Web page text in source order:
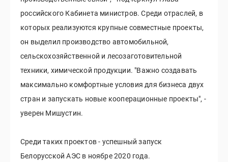
российского Кабинета министров. Среди отраслей, в
которых реализуются крупные совместные проекты,
он выделил производство автомобильной,
сельскохозяйственной и лесозаготовительной
техники, химической продукции. "Важно создавать
максимально комфортные условия для бизнеса двух
стран и запускать новые кооперационные проекты", -
уверен Мишустин.
Среди таких проектов - успешный запуск
Белорусской АЭС в ноябре 2020 года.